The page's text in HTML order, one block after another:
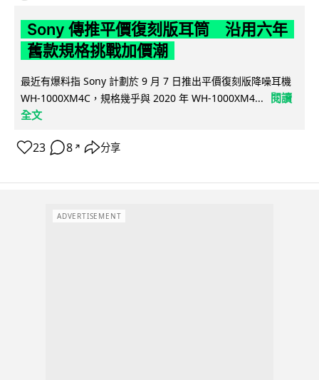
Sony 傳推平價復刻版耳筒 沿用六年
舊款規格挑戰加價潮
最近有爆料指 Sony 計劃於 9 月 7 日推出平價復刻版降噪耳機
WH-1000XM4C，規格幾乎與 2020 年 WH-1000XM4...
閱讀
全文
23 8 ↗ 分享
ADVERTISEMENT